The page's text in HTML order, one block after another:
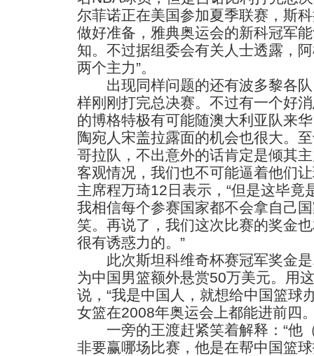
尔菲诺正在美国参加夏季联赛，斯
做好准备，雅典奥运会的新科冠军
知。不过据组委会有关人士透露，
两个主力”。
出现同样问题的还有波多黎各队
样刚刚打完总决赛。不过有一个好
的博格特极有可能随澳大利亚队来
陶宛人宋盖拉露面的机会也很大。
哥拉队，不出意外的话肯定是倾其
客观情况，我们也不可能逼着他们
主席程万琦12日表示，“但是这毕竟
我相信每个参赛国家都不会拿自己
笑。再说了，我们这次比赛的奖金
很有诱惑力的。”
此次斯坦科维奇杯赛冠军奖金是
为中国男篮额外悬赏50万美元。用
说，“我是中国人，就想给中国篮球
女篮在2008年奥运会上都能进前四
一旁的王渡赶紧笑着解释：“他
非要赢哪场比赛，他是在帮中国篮